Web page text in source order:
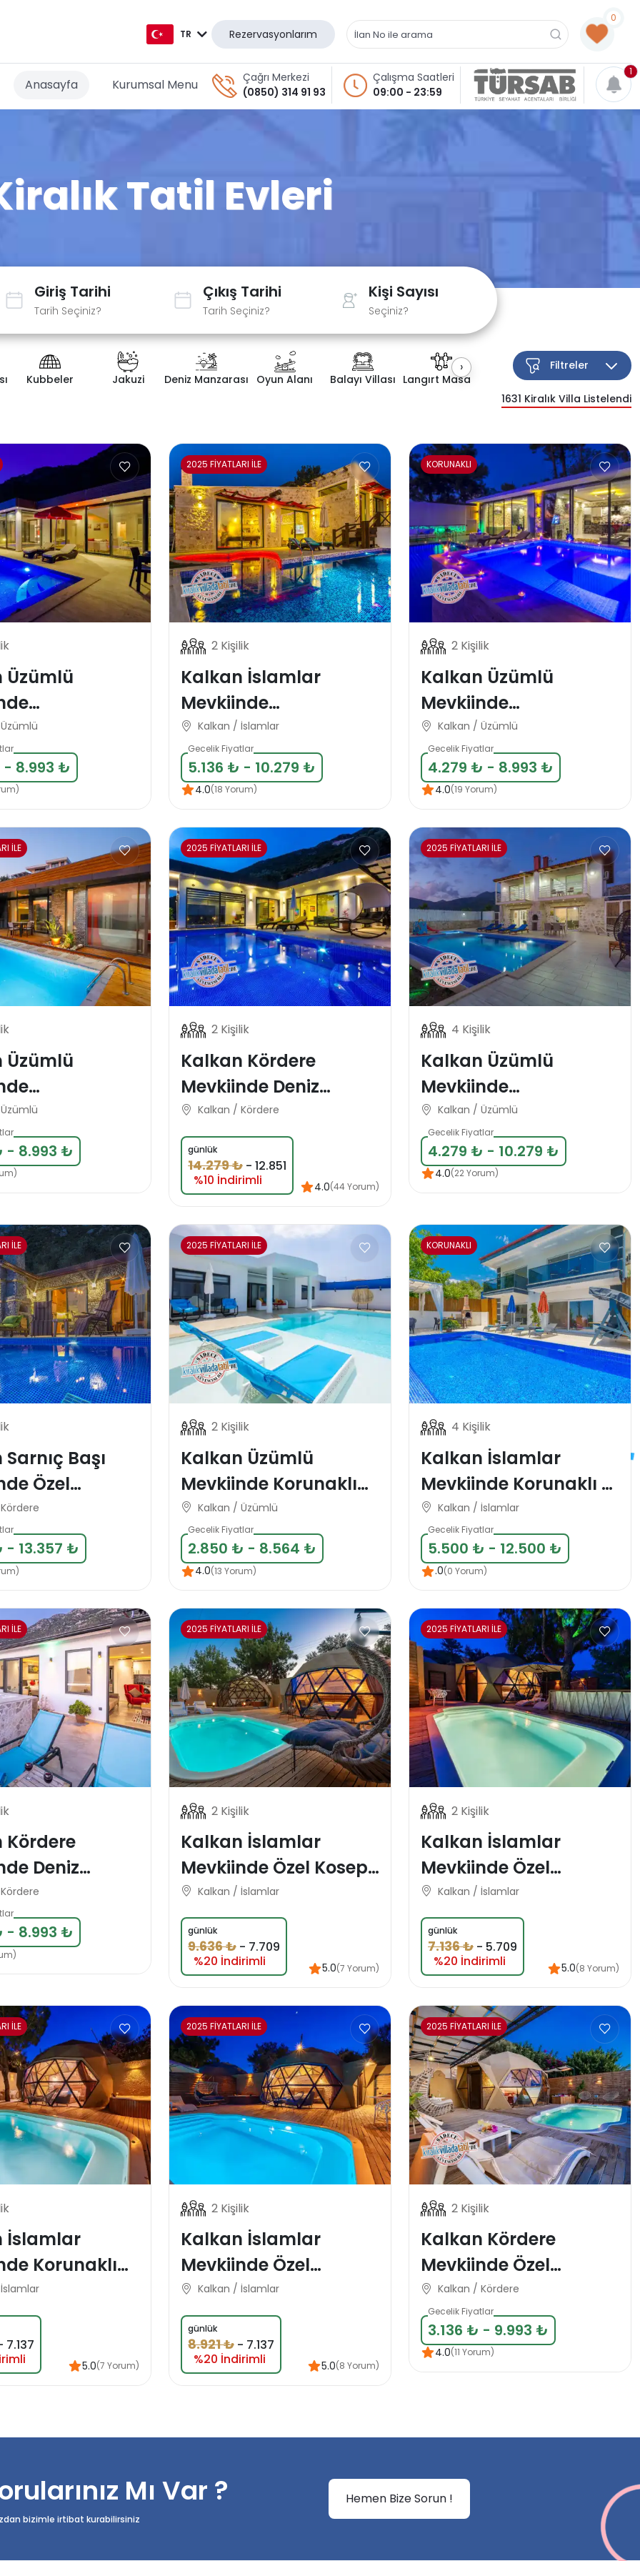
TR
RU
Rezervasyonlarım
0
Anasayfa Kurumsal Menu
Çağrı Merkezi
(0850) 314 91 93
Çalışma Saatleri
09:00 - 23:59
1
Tatil Evleri
Giriş Tarihi
Tarih Seçiniz?
Çıkış Tarihi
Tarih Seçiniz?
Kişi Sayısı
Seçiniz?
Kubbeler Jakuzi Deniz Manzarası Oyun Alanı Balayı Villası Langırt Masası Kapalı Havuz Çocuk Havuzu
›
1631 Kiralık Villa Listelendi
Filtreler
Üzümlü
Balayı
- 8.993 ₺
2025 FİYATLARI İLE
2 Kişilik
Kalkan İslamlar
Mevkiinde
Muhafazakar Balayı
Tatil Villası
Kalkan / İslamlar
Gecelik Fiyatlar
5.136 ₺ - 10.279 ₺
4.0(18 Yorum)
KORUNAKLI
2 Kişilik
Kalkan Üzümlü
Mevkiinde
Muhafazakar Balayı
Tatil Vilası
Kalkan / Üzümlü
Gecelik Fiyatlar
4.279 ₺ - 8.993 ₺
4.0(19 Yorum)
İLE
Üzümlü
Lüks
Villası
- 8.993 ₺
2025 FİYATLARI İLE
2 Kişilik
Kalkan Kördere
Mevkiinde Deniz
Manzaralı Korunaklı
Balayı Tatil Villası
Kalkan / Kördere
günlük
14.279 ₺ - 12.851
%10 İndirimli
4.0(44 Yorum)
2025 FİYATLARI İLE
4 Kişilik
Kalkan Üzümlü
Mevkiinde
Muhafazakar 4 Kişlik
Tatil Villası
Kalkan / Üzümlü
Gecelik Fiyatlar
4.279 ₺ - 10.279 ₺
4.0(22 Yorum)
İLE
Başı
Özel
Korunaklı
- 13.357 ₺
2025 FİYATLARI İLE
2 Kişilik
Kalkan Üzümlü
Mevkiinde Korunaklı
Lüks Balayı Tatil
Villası
Kalkan / Üzümlü
Gecelik Fiyatlar
2.850 ₺ - 8.564 ₺
4.0(13 Yorum)
KORUNAKLI
4 Kişilik
Kalkan İslamlar
Mevkiinde Korunaklı 4
Kişlik Tatil Villası
Kalkan / İslamlar
Gecelik Fiyatlar
5.500 ₺ - 12.500 ₺
.0(0 Yorum)
İLE
Kördere
Deniz
Balayı Tatil
- 8.993 ₺
2025 FİYATLARI İLE
2 Kişilik
Kalkan İslamlar
Mevkiinde Özel Kosept
Korunaklı Domes
Balayı Tatil Villası
Kalkan / İslamlar
günlük
9.636 ₺ - 7.709
%20 İndirimli
5.0(7 Yorum)
2025 FİYATLARI İLE
2 Kişilik
Kalkan İslamlar
Mevkiinde Özel
Konsept Domes Balayı
Tatil Villası
Kalkan / İslamlar
günlük
7.136 ₺ - 5.709
%20 İndirimli
5.0(8 Yorum)
İLE
İslamlar
Korunaklı
Balayı Tatil
7.137
5.0(7 Yorum)
2025 FİYATLARI İLE
2 Kişilik
Kalkan İslamlar
Mevkiinde Özel
Konsept Korunaklı
Domes Balayı Tatil
Villası
Kalkan / İslamlar
günlük
8.921 ₺ - 7.137
%20 İndirimli
5.0(8 Yorum)
2025 FİYATLARI İLE
2 Kişilik
Kalkan Kördere
Mevkiinde Özel
Konsept balayı Domes
Villa-1
Kalkan / Kördere
Gecelik Fiyatlar
3.136 ₺ - 9.993 ₺
4.0(11 Yorum)
Mı Var ?
bizimle irtibat kurabilirsiniz
Hemen Bize Sorun !